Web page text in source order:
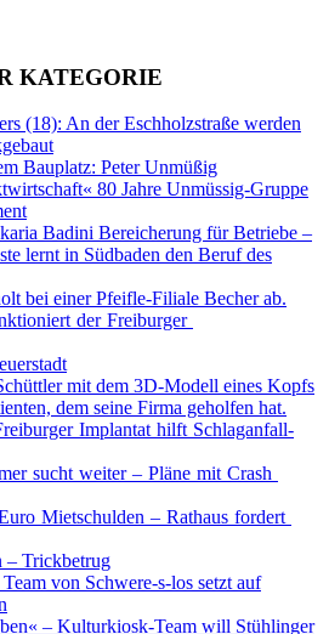
KATEGORIE
(18): An der Eschholzstraße werden
80 Jahre Unmüssig-Gruppe
Bereicherung für Betriebe –
lernt in Südbaden den Beruf des
der Freiburger
Implantat hilft Schlaganfall-
sucht weiter – Pläne mit Crash
Mietschulden – Rathaus fordert
– Trickbetrug
– Kulturkiosk-Team will Stühlinger